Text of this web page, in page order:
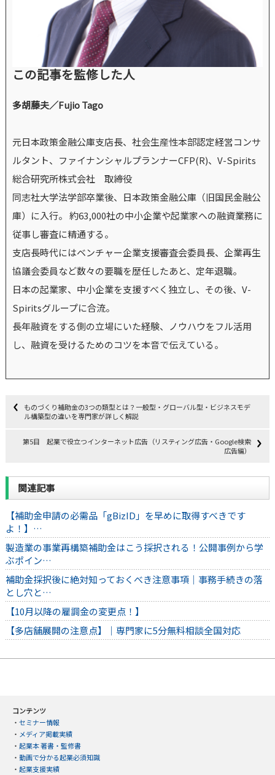
この記事を監修した人
多胡藤夫／Fujio Tago
元日本政策金融公庫支店長、社会生産性本部認定経営コンサ
ルタント、ファイナンシャルプランナーCFP(R)、V-Spirits
総合研究所株式会社 取締役
同志社大学法学部卒業後、日本政策金融公庫（旧国民金融公
庫）に入行。 約63,000社の中小企業や起業家への融資業務に
従事し審査に精通する。
支店長時代にはベンチャー企業支援審査会委員長、企業再生
協議会委員など数々の要職を歴任したあと、定年退職。
日本の起業家、中小企業を支援すべく独立し、その後、V-
Spiritsグループに合流。
長年融資をする側の立場にいた経験、ノウハウをフル活用
し、融資を受けるためのコツを本音で伝えている。
ものづくり補助金の3つの類型とは？一般型・グローバル型・ビジネスモデ
ル構築型の違いを専門家が詳しく解説
第5目 起業で役立つインターネット広告（リスティング広告・Google検索
広告編）
関連記事
【補助金申請の必需品「gBizID」を早めに取得すべきです
よ！】…
製造業の事業再構築補助金はこう採択される！公開事例から学
ぶポイン…
補助金採択後に絶対知っておくべき注意事項｜事務手続きの落
とし穴と…
【10月以降の雇調金の変更点！】
【多店舗展開の注意点】｜専門家に5分無料相談全国対応
コンテンツ
・ セミナー情報
・ メディア掲載実績
・ 起業本 著書・監修書
・ 動画で分かる起業必須知識
・ 起業支援実績